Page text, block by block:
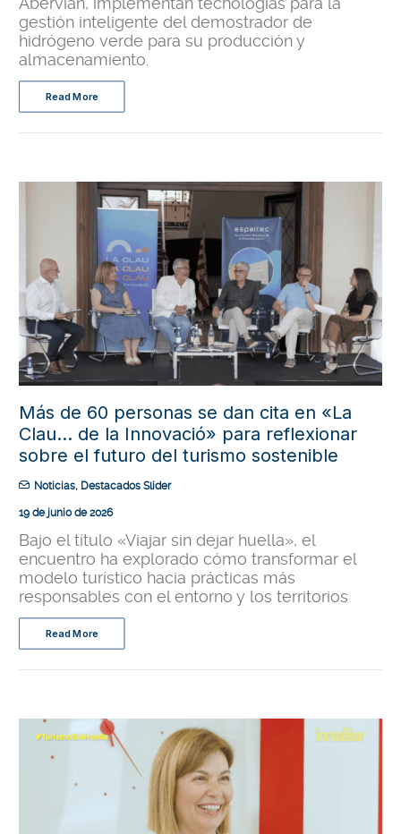
gestión inteligente del demostrador de
hidrógeno verde para su producción y
almacenamiento.
Read More
Más de 60 personas se dan cita en «La
Clau… de la Innovació» para reflexionar
sobre el futuro del turismo sostenible
Noticias, Destacados Slider
19 de junio de 2026
Bajo el título «Viajar sin dejar huella», el
encuentro ha explorado cómo transformar el
modelo turístico hacia prácticas más
responsables con el entorno y los territorios
Read More